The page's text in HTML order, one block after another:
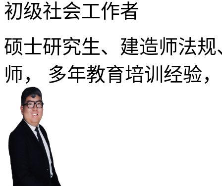
初级社会工作者
硕士研究生、建造师法
师， 多年教育培训经验